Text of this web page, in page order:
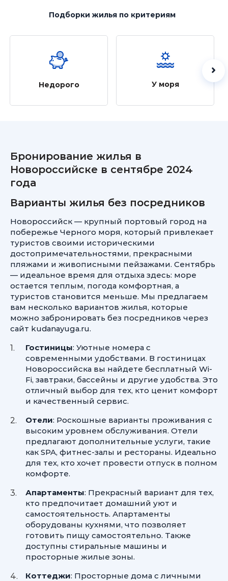
Подборки жильяпо критериям
Недорого У моря
Бронирование жилья в
Новороссийске в сентябре 2024
года
Варианты жилья без посредников
Новороссийск — крупный портовый город на
побережье Черного моря, который привлекает
туристов своими историческими
достопримечательностями, прекрасными
пляжами и живописными пейзажами. Сентябрь
— идеальное время для отдыха здесь: море
остается теплым, погода комфортная, а
туристов становится меньше. Мы предлагаем
вам несколько вариантов жилья, которые
можно забронировать без посредников через
сайт kudanayuga.ru.
Гостиницы: Уютные номера с
современными удобствами. В гостиницах
Новороссийска вы найдете бесплатный Wi-
Fi, завтраки, бассейны и другие удобства. Это
отличный выбор для тех, кто ценит комфорт
и качественный сервис.
Отели: Роскошные варианты проживания с
высоким уровнем обслуживания. Отели
предлагают дополнительные услуги, такие
как SPA, фитнес-залы и рестораны. Идеально
для тех, кто хочет провести отпуск в полном
комфорте.
Апартаменты: Прекрасный вариант для тех,
кто предпочитает домашний уют и
самостоятельность. Апартаменты
оборудованы кухнями, что позволяет
готовить пищу самостоятельно. Также
доступны стиральные машины и
просторные жилые зоны.
Коттеджи: Просторные дома с личными